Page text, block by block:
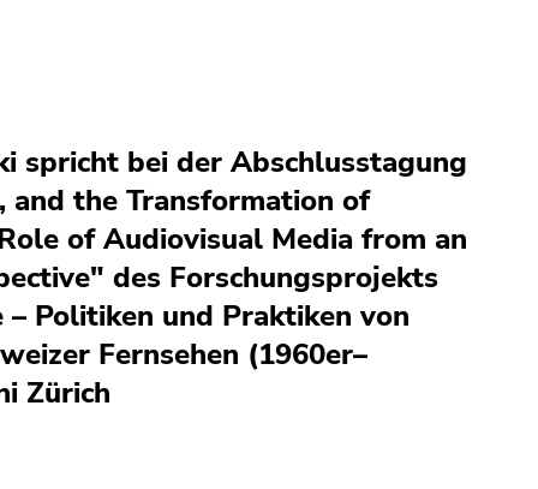
spricht bei der Abschlusstagung
and the Transformation of
of Audiovisual Media from an
des Forschungsprojekts
Politiken und Praktiken von
Fernsehen (1960er–
Zürich